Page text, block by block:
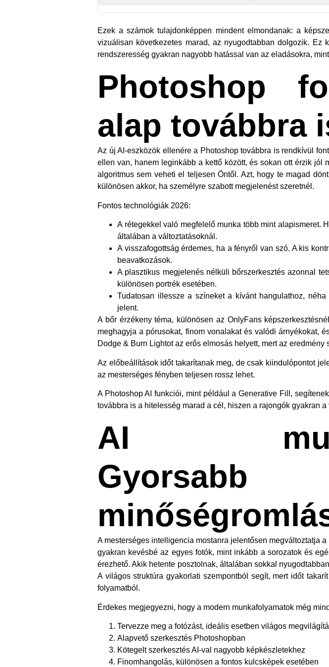
Ezek a számok tulajdonképpen mindent elmondanak: a
vizuálisan következetes marad, az nyugodtabban dolgozik.
rendszeresség gyakran nagyobb hatással van az eladásokra,
Photoshop
alap továbbra
Az új AI-eszközök ellenére a Photoshop továbbra is rendkívül
ellen van, hanem leginkább a kettő között, és sokan ott érzik jól
algoritmus sem veheti el teljesen Öntől. Azt, hogy te magad
különösen akkor, ha személyre szabott megjelenést szeretnél.
Fontos technológiák 2026:
A rétegekkel való megfelelő munka több mint alapismeret.
általában a változtatásoknál.
A visszafogottság érdemes, ha a fényről van szó. A kis
beavatkozások.
A plasztikus megjelenés nélküli bőrszerkesztés azonnal
különösen portrék esetében.
Tudatosan illessze a színeket a kívánt hangulathoz,
jelent.
A bőr érzékeny téma, különösen az OnlyFans
meghagyja a pórusokat, finom vonalakat és valódi árnyékokat,
Dodge & Burn Lightot az erős elmosás helyett, mert az eredmény
Az előbeállítások időt takarítanak meg, de csak kiindulópontot
az mesterséges fényben teljesen rossz lehet.
A Photoshop AI funkciói, mint például a Generative Fill,
továbbra is a hitelesség marad a cél, hiszen a rajongók gyakran
AI
A mesterséges intelligencia mostanra jelentősen megváltoztatja
gyakran kevésbé az egyes fotók, mint inkább a sorozatok és
érezhető. Akik hetente posztolnak, általában sokkal
A világos struktúra gyakorlati szempontból segít, mert időt
folyamatból.
Érdekes megjegyezni, hogy a modern munkafolyamatok még
Tervezze meg a fotózást, ideális esetben világos
Alapvető szerkesztés Photoshopban
Kötegelt szerkesztés AI-val nagyobb képkészletekhez
Finomhangolás, különösen a fontos kulcsképek esetében